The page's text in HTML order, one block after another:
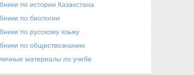
по истории Казахстана
по биологии
по русскому языку
по обществознанию
материалы по учебе